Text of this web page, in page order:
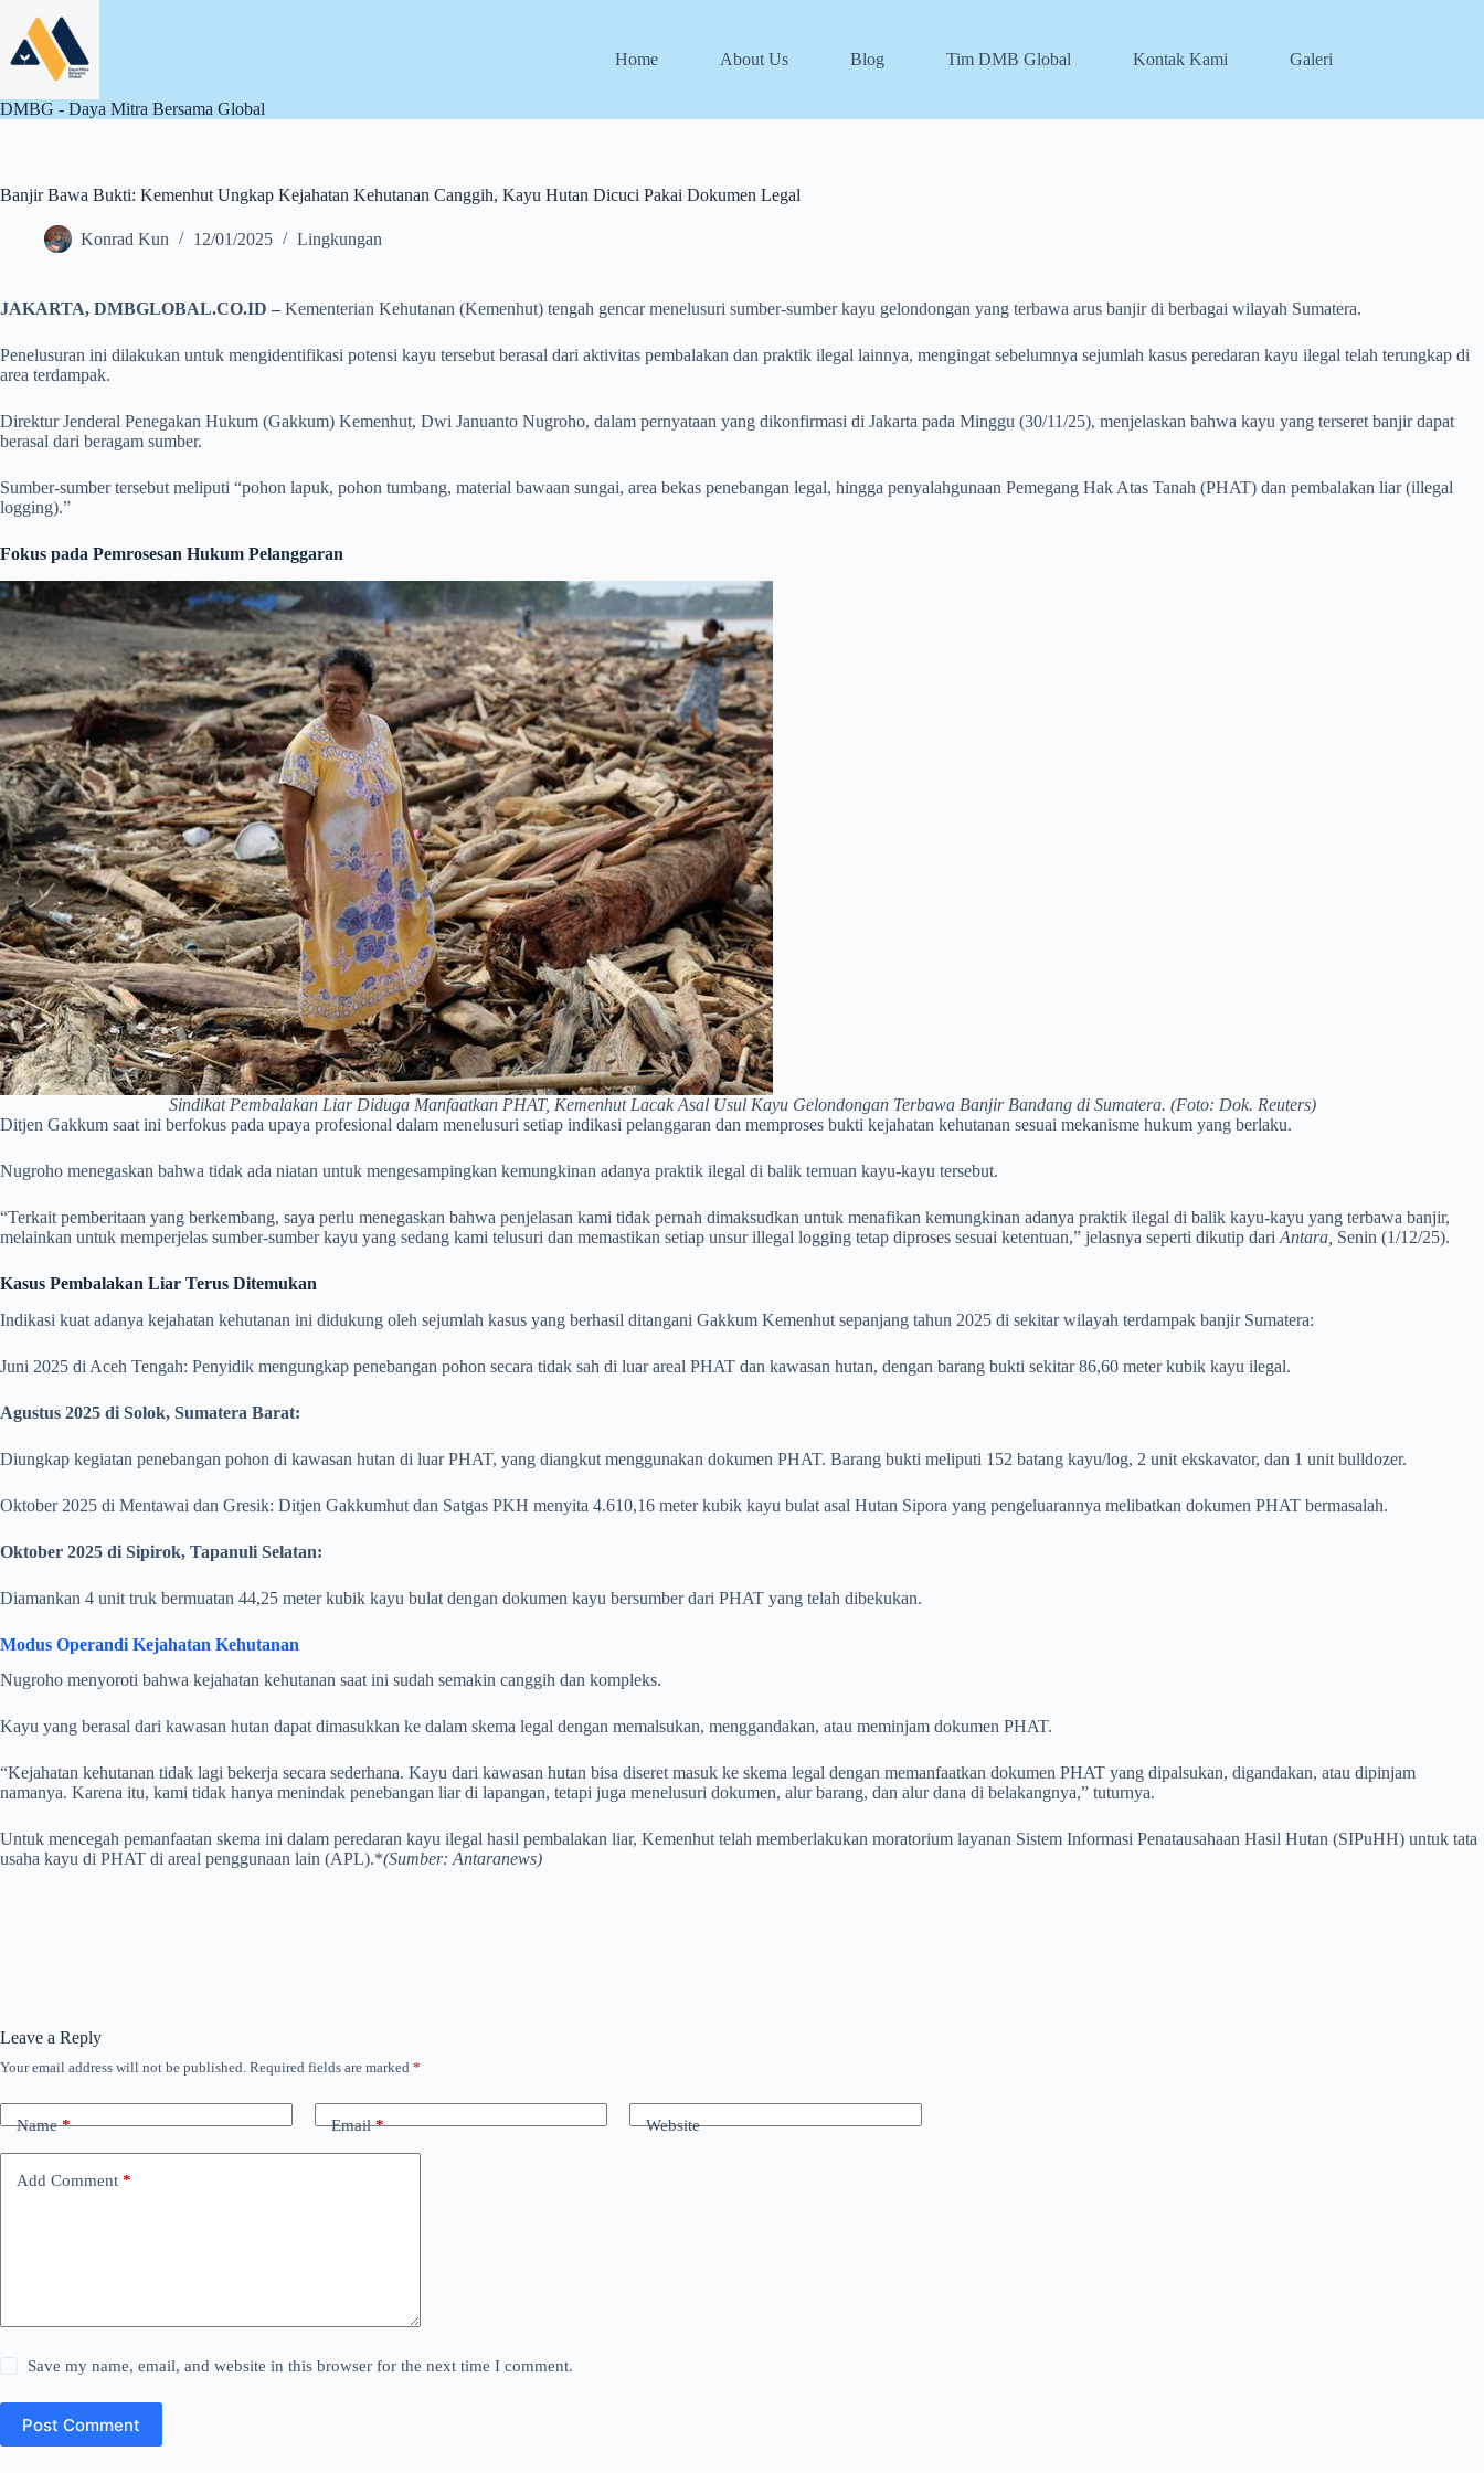
content
DMBG - Daya Mitra Bersama Global
Home About Us Blog Tim DMB Global Kontak Kami Galeri
Banjir Bawa Bukti: Kemenhut Ungkap Kejahatan Kehutanan Canggih, Kayu Hutan Dicuci Pakai Dokumen Legal
Konrad Kun 12/01/2025 Lingkungan
JAKARTA, DMBGLOBAL.CO.ID – Kementerian Kehutanan (Kemenhut) tengah gencar menelusuri sumber-sumber kayu gelondongan yang terbawa arus banjir di berbagai wilayah Sumatera.
Penelusuran ini dilakukan untuk mengidentifikasi potensi kayu tersebut berasal dari aktivitas pembalakan dan praktik ilegal lainnya, mengingat sebelumnya sejumlah kasus peredaran kayu ilegal telah terungkap di
area terdampak.
Direktur Jenderal Penegakan Hukum (Gakkum) Kemenhut, Dwi Januanto Nugroho, dalam pernyataan yang dikonfirmasi di Jakarta pada Minggu (30/11/25), menjelaskan bahwa kayu yang terseret banjir dapat
berasal dari beragam sumber.
Sumber-sumber tersebut meliputi “pohon lapuk, pohon tumbang, material bawaan sungai, area bekas penebangan legal, hingga penyalahgunaan Pemegang Hak Atas Tanah (PHAT) dan pembalakan liar (illegal
logging).”
Fokus pada Pemrosesan Hukum Pelanggaran
Sindikat Pembalakan Liar Diduga Manfaatkan PHAT, Kemenhut Lacak Asal Usul Kayu Gelondongan Terbawa Banjir Bandang di Sumatera. (Foto: Dok. Reuters)
Ditjen Gakkum saat ini berfokus pada upaya profesional dalam menelusuri setiap indikasi pelanggaran dan memproses bukti kejahatan kehutanan sesuai mekanisme hukum yang berlaku.
Nugroho menegaskan bahwa tidak ada niatan untuk mengesampingkan kemungkinan adanya praktik ilegal di balik temuan kayu-kayu tersebut.
“Terkait pemberitaan yang berkembang, saya perlu menegaskan bahwa penjelasan kami tidak pernah dimaksudkan untuk menafikan kemungkinan adanya praktik ilegal di balik kayu-kayu yang terbawa banjir,
melainkan untuk memperjelas sumber-sumber kayu yang sedang kami telusuri dan memastikan setiap unsur illegal logging tetap diproses sesuai ketentuan,” jelasnya seperti dikutip dari Antara, Senin (1/12/25).
Kasus Pembalakan Liar Terus Ditemukan
Indikasi kuat adanya kejahatan kehutanan ini didukung oleh sejumlah kasus yang berhasil ditangani Gakkum Kemenhut sepanjang tahun 2025 di sekitar wilayah terdampak banjir Sumatera:
Juni 2025 di Aceh Tengah: Penyidik mengungkap penebangan pohon secara tidak sah di luar areal PHAT dan kawasan hutan, dengan barang bukti sekitar 86,60 meter kubik kayu ilegal.
Agustus 2025 di Solok, Sumatera Barat:
Diungkap kegiatan penebangan pohon di kawasan hutan di luar PHAT, yang diangkut menggunakan dokumen PHAT. Barang bukti meliputi 152 batang kayu/log, 2 unit ekskavator, dan 1 unit bulldozer.
Oktober 2025 di Mentawai dan Gresik: Ditjen Gakkumhut dan Satgas PKH menyita 4.610,16 meter kubik kayu bulat asal Hutan Sipora yang pengeluarannya melibatkan dokumen PHAT bermasalah.
Oktober 2025 di Sipirok, Tapanuli Selatan:
Diamankan 4 unit truk bermuatan 44,25 meter kubik kayu bulat dengan dokumen kayu bersumber dari PHAT yang telah dibekukan.
Modus Operandi Kejahatan Kehutanan
Nugroho menyoroti bahwa kejahatan kehutanan saat ini sudah semakin canggih dan kompleks.
Kayu yang berasal dari kawasan hutan dapat dimasukkan ke dalam skema legal dengan memalsukan, menggandakan, atau meminjam dokumen PHAT.
“Kejahatan kehutanan tidak lagi bekerja secara sederhana. Kayu dari kawasan hutan bisa diseret masuk ke skema legal dengan memanfaatkan dokumen PHAT yang dipalsukan, digandakan, atau dipinjam
namanya. Karena itu, kami tidak hanya menindak penebangan liar di lapangan, tetapi juga menelusuri dokumen, alur barang, dan alur dana di belakangnya,” tuturnya.
Untuk mencegah pemanfaatan skema ini dalam peredaran kayu ilegal hasil pembalakan liar, Kemenhut telah memberlakukan moratorium layanan Sistem Informasi Penatausahaan Hasil Hutan (SIPuHH) untuk tata
usaha kayu di PHAT di areal penggunaan lain (APL).*(Sumber: Antaranews)
Leave a Reply
Your email address will not be published. Required fields are marked *
Name* Email* Website
Add Comment *
Save my name, email, and website in this browser for the next time I comment.
Post Comment